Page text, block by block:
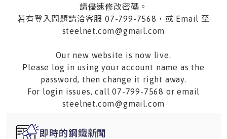
請儘速修改密碼。
若有登入問題請洽客服 07-799-7568，或 Email 至
steelnet.com@gmail.com
Our new website is now live.
Please log in using your account name as the
password, then change it right away.
For login issues, call 07-799-7568 or email
steelnet.com@gmail.com
即時的鋼鐵新聞